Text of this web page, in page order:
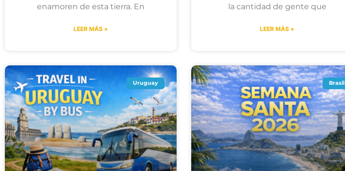
enamoren de esta tierra. En
LEER MÁS »
la cantidad de gente que
LEER MÁS »
Uruguay Brasil